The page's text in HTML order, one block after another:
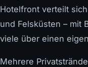
Hotelfront verteilt
und Felsküsten – mit
viele über einen
Mehrere